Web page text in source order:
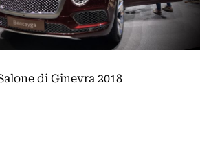
di Ginevra 2018